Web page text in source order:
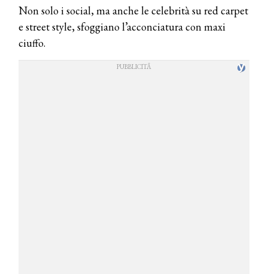
Non solo i social, ma anche le celebrità su red carpet
e street style, sfoggiano l’acconciatura con maxi
ciuffo.